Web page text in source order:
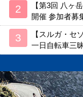
【第3回 八ヶ
開催 参加者募
【スルガ・セ
一日自転車三